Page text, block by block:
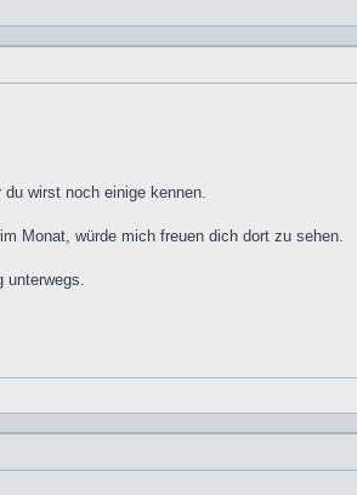
wirst noch einige kennen.
Monat, würde mich freuen dich dort zu sehen.
unterwegs.